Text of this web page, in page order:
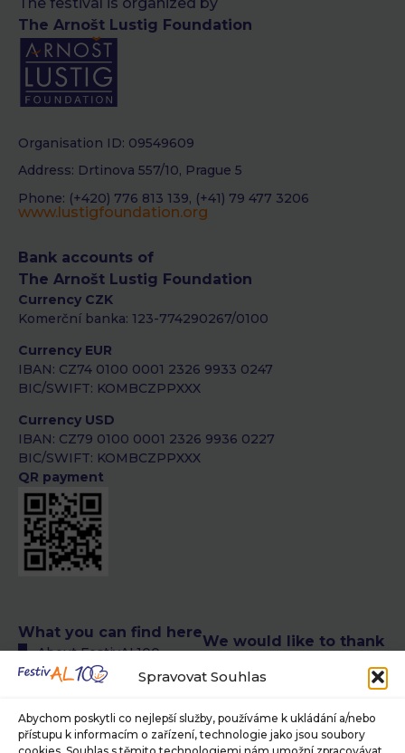
Spravovat Souhlas
Abychom poskytli co nejlepší služby, používáme k ukládání a/nebo
přístupu k informacím o zařízení, technologie jako jsou soubory
The Arnošt Lustig Foundation
Organisation ID: 09549609
Address: Drtinova 557/10, Prague 5
Phone: (+420) 776 813 139, (+41) 79 477 3206
www.lustigfoundation.org
Bank accounts of
The Arnošt Lustig Foundation
Currency CZK
Komerční banka: 123-774290267/0100
Currency EUR
IBAN: CZ74 0100 0001 2326 9933 0247
BIC/SWIFT: KOMBCZPPXXX
Currency USD
IBAN: CZ79 0100 0001 2326 9936 0227
BIC/SWIFT: KOMBCZPPXXX
QR payment
What you can find here
About FestivAL100
All FestivAL100 events
FestivAL100 events
calendar in CR
We would like to thank
the following authors
of photographs
Museum of Photography
and Modern Visual Media in